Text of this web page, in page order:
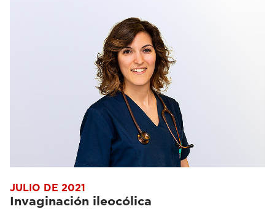
JULIO DE 2021
Invaginación ileocólica